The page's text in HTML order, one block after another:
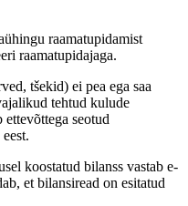
raamatupidamist
raamatupidajaga.
tšekid) ei pea ega saa
tehtud kulude
ettevõttega seotud
koostatud bilanss vastab e-
et bilansiread on esitatud